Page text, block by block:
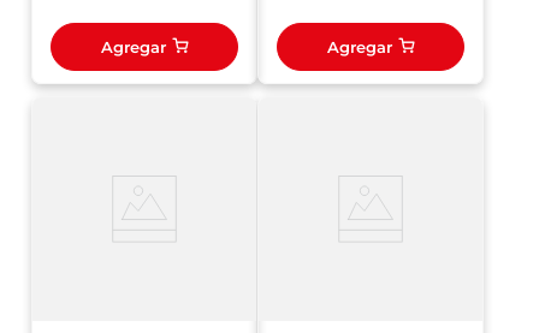
Agregar Agregar